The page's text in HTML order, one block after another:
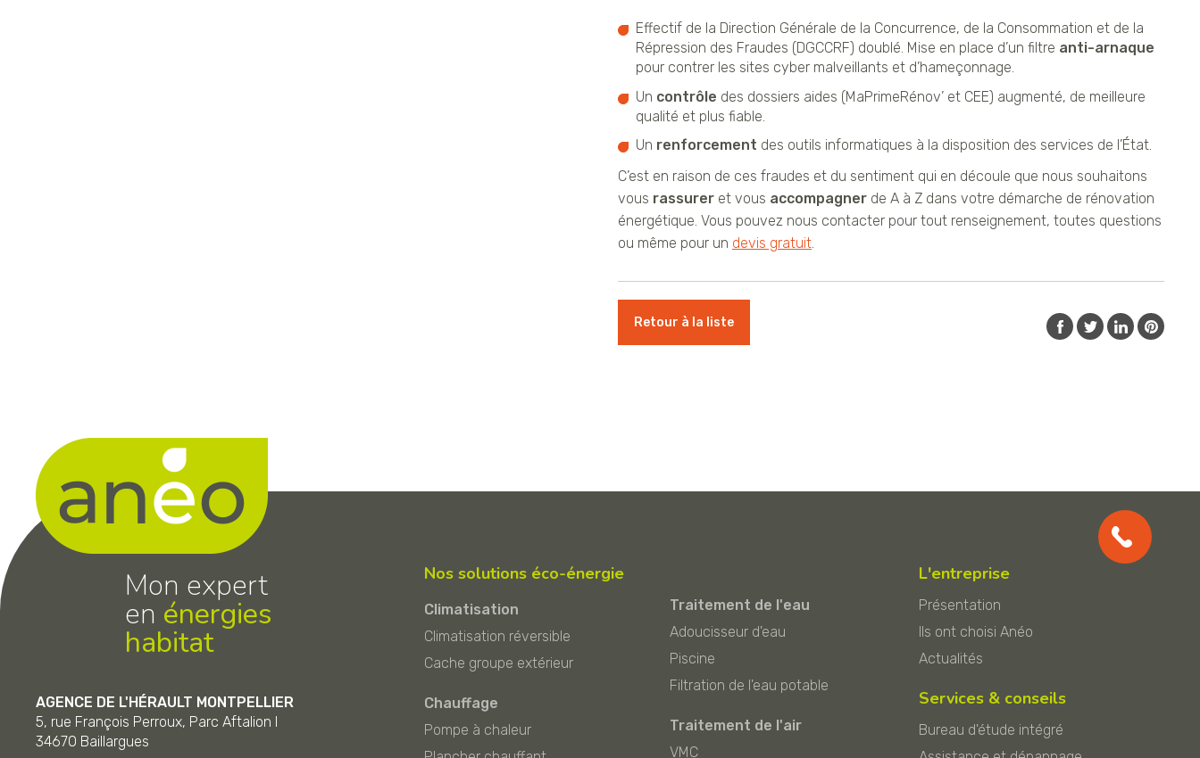
Effectif de la Direction Générale de la Concurrence, de la Consommation et de la
Répression des Fraudes (DGCCRF) doublé. Mise en place d’un filtre anti-arnaque
pour contrer les sites cyber malveillants et d’hameçonnage.
Un contrôle des dossiers aides (MaPrimeRénov’ et CEE) augmenté, de meilleure
qualité et plus fiable.
Un renforcement des outils informatiques à la disposition des services de l’État.
C’est en raison de ces fraudes et du sentiment qui en découle que nous souhaitons
vous rassurer et vous accompagner de A à Z dans votre démarche de rénovation
énergétique. Vous pouvez nous contacter pour tout renseignement, toutes questions
ou même pour un devis gratuit.
Retour à la liste
Mon expert
en énergies
habitat
AGENCE DE L'HÉRAULT MONTPELLIER
5, rue François Perroux, Parc Aftalion I
34670 Baillargues
Nos solutions éco-énergie
Climatisation
Climatisation réversible
Cache groupe extérieur
Chauffage
Pompe à chaleur
Traitement de l'eau
Adoucisseur d'eau
Piscine
Filtration de l'eau potable
Traitement de l'air
VMC
L'entreprise
Présentation
Ils ont choisi Anéo
Actualités
Services & conseils
Bureau d'étude intégré